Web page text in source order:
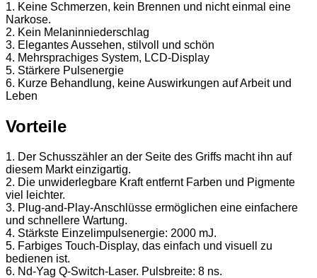
1. Keine Schmerzen, kein Brennen und nicht einmal eine
Narkose.
2. Kein Melaninniederschlag
3. Elegantes Aussehen, stilvoll und schön
4. Mehrsprachiges System, LCD-Display
5. Stärkere Pulsenergie
6. Kurze Behandlung, keine Auswirkungen auf Arbeit und
Leben
Vorteile
1. Der Schusszähler an der Seite des Griffs macht ihn auf
diesem Markt einzigartig.
2. Die unwiderlegbare Kraft entfernt Farben und Pigmente
viel leichter.
3. Plug-and-Play-Anschlüsse ermöglichen eine einfachere
und schnellere Wartung.
4. Stärkste Einzelimpulsenergie: 2000 mJ.
5. Farbiges Touch-Display, das einfach und visuell zu
bedienen ist.
6. Nd-Yag Q-Switch-Laser. Pulsbreite: 8 ns.